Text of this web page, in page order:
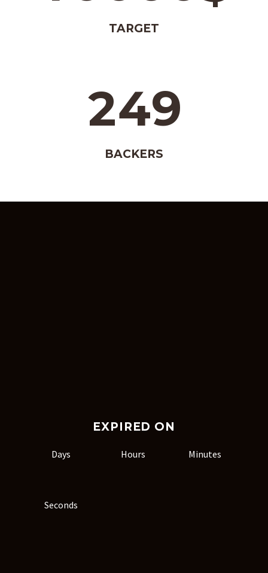
TARGET
249
BACKERS
EXPIRED ON
Days Hours Minutes
Seconds